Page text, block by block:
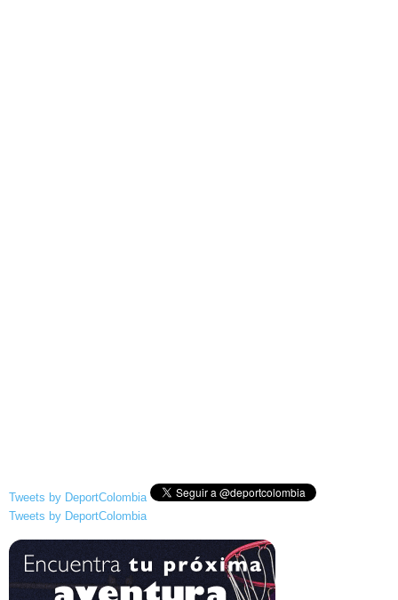
Tweets by DeportColombia
Tweets by DeportColombia